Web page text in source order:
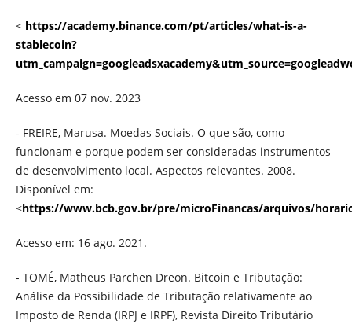
< https://academy.binance.com/pt/articles/what-is-a-
stablecoin?
Acesso em 07 nov. 2023
- FREIRE, Marusa. Moedas Sociais. O que são, como
funcionam e porque podem ser consideradas instrumentos
de desenvolvimento local. Aspectos relevantes. 2008.
Disponível em:
<https://www.bcb.gov.br/pre/microFinancas/arquivos/
Acesso em: 16 ago. 2021.
- TOMÉ, Matheus Parchen Dreon. Bitcoin e Tributação:
Análise da Possibilidade de Tributação relativamente ao
Imposto de Renda (IRPJ e IRPF), Revista Direito Tributário